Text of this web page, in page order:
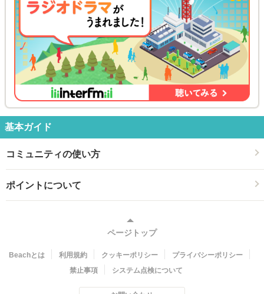
基本ガイド
コミュニティの使い方
ポイントについて
ページトップ
Beachとは 利用規約 クッキーポリシー
プライバシーポリシー
禁止事項
システム点検について